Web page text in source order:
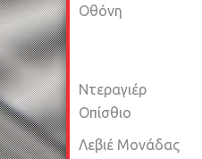
Οθόνη
Ντεραγιέρ
Οπίσθιο
Λεβιέ Μονάδας